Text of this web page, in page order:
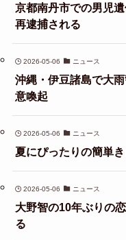
京都南丹市での男児
再逮捕される
2026-05-06 ニュース
沖縄・伊豆諸島で大
意喚起
2026-05-06 ニュース
夏にぴったりの簡単
2026-05-06 ニュース
大野智の10年ぶりの
る